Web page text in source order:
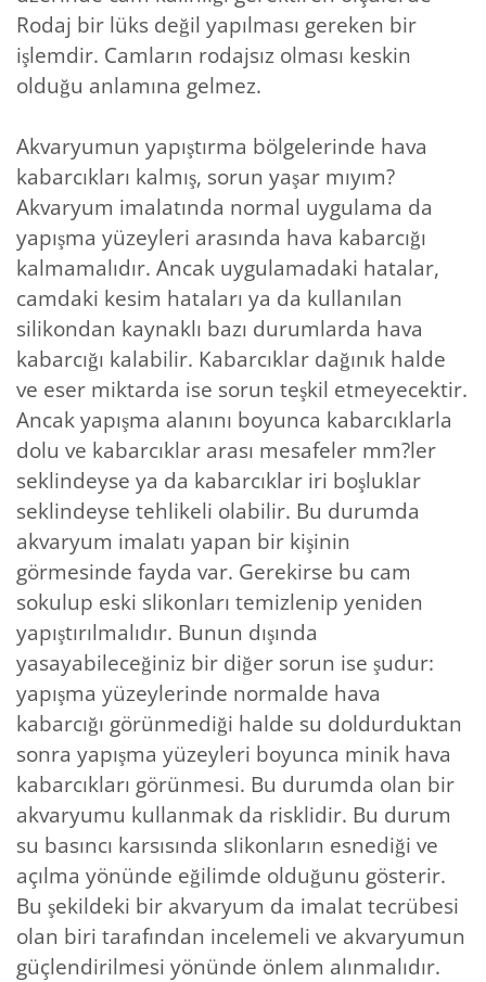
Rodaj bir lüks değil yapılması gereken bir
işlemdir. Camların rodajsız olması keskin
olduğu anlamına gelmez.
Akvaryumun yapıştırma bölgelerinde hava
kabarcıkları kalmış, sorun yaşar mıyım?
Akvaryum imalatında normal uygulama da
yapışma yüzeyleri arasında hava kabarcığı
kalmamalıdır. Ancak uygulamadaki hatalar,
camdaki kesim hataları ya da kullanılan
silikondan kaynaklı bazı durumlarda hava
kabarcığı kalabilir. Kabarcıklar dağınık halde
ve eser miktarda ise sorun teşkil etmeyecektir.
Ancak yapışma alanını boyunca kabarcıklarla
dolu ve kabarcıklar arası mesafeler mm?ler
seklindeyse ya da kabarcıklar iri boşluklar
seklindeyse tehlikeli olabilir. Bu durumda
akvaryum imalatı yapan bir kişinin
görmesinde fayda var. Gerekirse bu cam
sokulup eski slikonları temizlenip yeniden
yapıştırılmalıdır. Bunun dışında
yasayabileceğiniz bir diğer sorun ise şudur:
yapışma yüzeylerinde normalde hava
kabarcığı görünmediği halde su doldurduktan
sonra yapışma yüzeyleri boyunca minik hava
kabarcıkları görünmesi. Bu durumda olan bir
akvaryumu kullanmak da risklidir. Bu durum
su basıncı karsısında slikonların esnediği ve
açılma yönünde eğilimde olduğunu gösterir.
Bu şekildeki bir akvaryum da imalat tecrübesi
olan biri tarafından incelemeli ve akvaryumun
güçlendirilmesi yönünde önlem alınmalıdır.